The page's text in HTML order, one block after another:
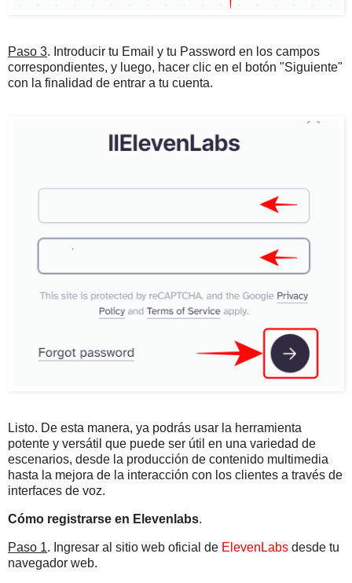
Paso 3. Introducir tu Email y tu Password en los campos
correspondientes, y luego, hacer clic en el botón "Siguiente"
con la finalidad de entrar a tu cuenta.
Listo. De esta manera, ya podrás usar la herramienta
potente y versátil que puede ser útil en una variedad de
escenarios, desde la producción de contenido multimedia
hasta la mejora de la interacción con los clientes a través de
interfaces de voz.
Cómo registrarse en Elevenlabs.
Paso 1. Ingresar al sitio web oficial de ElevenLabs desde tu
navegador web.